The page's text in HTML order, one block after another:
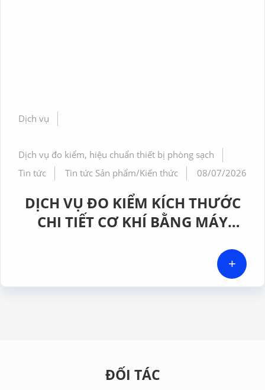
Dịch vụ
Dịch vụ đo kiểm, hiệu chuẩn thiết bị phòng sạch
Tin tức
Tin tức Sản phẩm/Kiến thức 08/07/2026
DỊCH VỤ ĐO KIỂM KÍCH THƯỚC
CHI TIẾT CƠ KHÍ BẰNG MÁY
+
ĐỐI TÁC